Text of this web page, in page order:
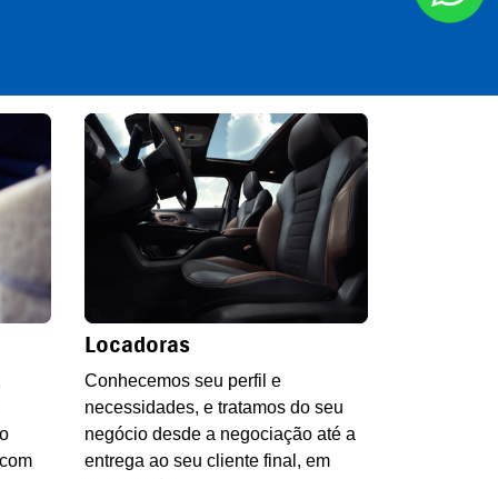
Locadoras
Conhecemos seu perfil e
necessidades, e tratamos do seu
negócio desde a negociação até a
entrega ao seu cliente final, em